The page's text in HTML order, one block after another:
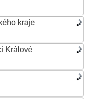
kraje
Králové